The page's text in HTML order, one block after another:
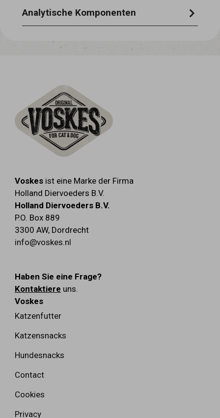
Fisch 100%
Analytische Komponenten
Rohöle und -Fette 2,5% - Rohasche 5% -
Voskes ist eine Marke der Firma
Holland Diervoeders B.V.
Holland Diervoeders B.V.
P.O. Box 889
3300 AW, Dordrecht
info@voskes.nl
Haben Sie eine Frage?
Kontaktiere uns.
Voskes
Katzenfutter
Katzensnacks
Hundesnacks
Contact
Cookies
Privacy